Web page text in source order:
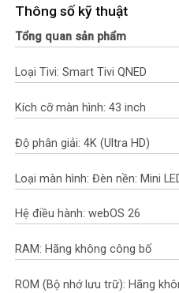
Thông số kỹ thuật
Tổng quan sản phẩm
Loại Tivi: Smart Tivi QNED
Kích cỡ màn hình: 43 inch
Độ phân giải: 4K (Ultra HD)
Loại màn hình: Đèn nền: Mini
Hệ điều hành: webOS 26
RAM: Hãng không công bố
ROM (Bộ nhớ lưu trữ): Hãng